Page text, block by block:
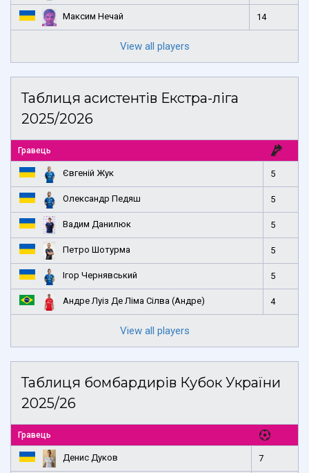
Максим Нечай 14
View all players
Таблиця асистентів Екстра-ліга
2025/2026
Гравець
Євгеній Жук 5
Олександр Педяш 5
Вадим Данилюк 5
Петро Шотурма 5
Ігор Чернявський 5
Андре Луіз Де Ліма Сілва (Андре) 4
View all players
Таблиця бомбардирів Кубок України
2025/26
Гравець
Денис Дуков 7